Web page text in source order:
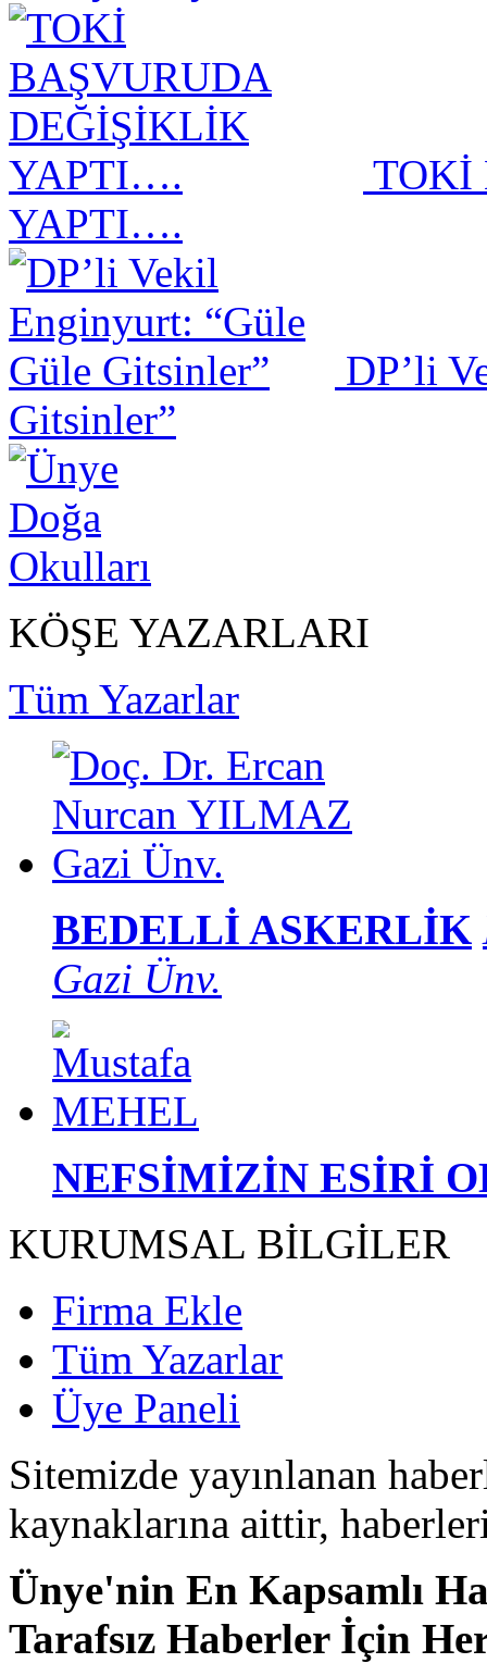
TOKİ
YAPTI….
DP’li
Gitsinler”
KÖŞE YAZARLARI
Tüm Yazarlar
BEDELLİ ASKERLİK
Gazi Ünv.
NEFSİMİZİN ESİRİ
KURUMSAL BİLGİLER
Firma Ekle
Tüm Yazarlar
Üye Paneli
Sitemizde yayınlanan
kaynaklarına aittir,
Ünye'nin En Kapsamlı
Tarafsız Haberler İçin